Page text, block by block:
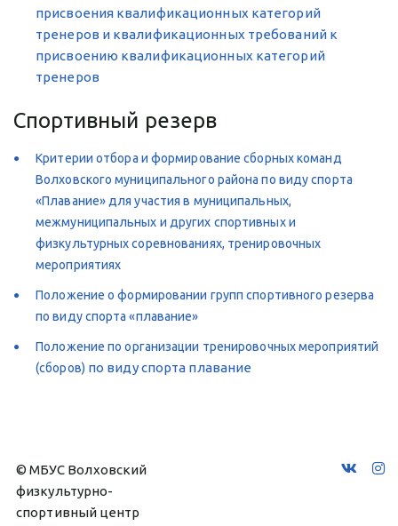
присвоения квалификационных категорий
тренеров и квалификационных требований к
присвоению квалификационных категорий
тренеров
Спортивный резерв
Критерии отбора и формирование сборных команд
Волховского муниципального района по виду спорта
«Плавание» для участия в муниципальных,
межмуниципальных и других спортивных и
физкультурных соревнованиях, тренировочных
мероприятиях
Положение о формировании групп спортивного резерва
по виду спорта «плавание»
Положение по организации тренировочных мероприятий
(сборов) по виду спорта плавание
© МБУС Волховский
физкультурно-
спортивный центр